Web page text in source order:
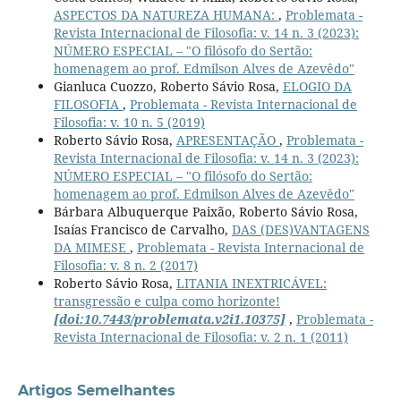
ASPECTOS DA NATUREZA HUMANA: , Problemata -
Revista Internacional de Filosofia: v. 14 n. 3 (2023):
NÚMERO ESPECIAL – "O filósofo do Sertão:
homenagem ao prof. Edmilson Alves de Azevêdo"
Gianluca Cuozzo, Roberto Sávio Rosa, ELOGIO DA
FILOSOFIA , Problemata - Revista Internacional de
Filosofia: v. 10 n. 5 (2019)
Roberto Sávio Rosa, APRESENTAÇÃO , Problemata -
Revista Internacional de Filosofia: v. 14 n. 3 (2023):
NÚMERO ESPECIAL – "O filósofo do Sertão:
homenagem ao prof. Edmilson Alves de Azevêdo"
Bárbara Albuquerque Paixão, Roberto Sávio Rosa,
Isaías Francisco de Carvalho, DAS (DES)VANTAGENS
DA MIMESE , Problemata - Revista Internacional de
Filosofia: v. 8 n. 2 (2017)
Roberto Sávio Rosa, LITANIA INEXTRICÁVEL:
transgressão e culpa como horizonte!
[doi:10.7443/problemata.v2i1.10375], Problemata -
Revista Internacional de Filosofia: v. 2 n. 1 (2011)
Artigos Semelhantes